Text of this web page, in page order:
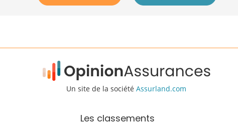
Un site de la société Assurland.com
Les classements